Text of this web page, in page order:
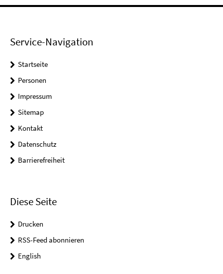
Service-Navigation
Startseite
Personen
Impressum
Sitemap
Kontakt
Datenschutz
Barrierefreiheit
Diese Seite
Drucken
RSS-Feed abonnieren
English